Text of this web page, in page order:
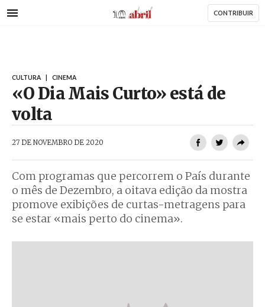
para
AbrilAbril CONTRIBUIR
CULTURA CINEMA
«O Dia Mais Curto» está de
volta
27 DE NOVEMBRO DE 2020
Com programas que percorrem o País durante
o mês de Dezembro, a oitava edição da mostra
promove exibições de curtas-metragens para
se estar «mais perto do cinema».